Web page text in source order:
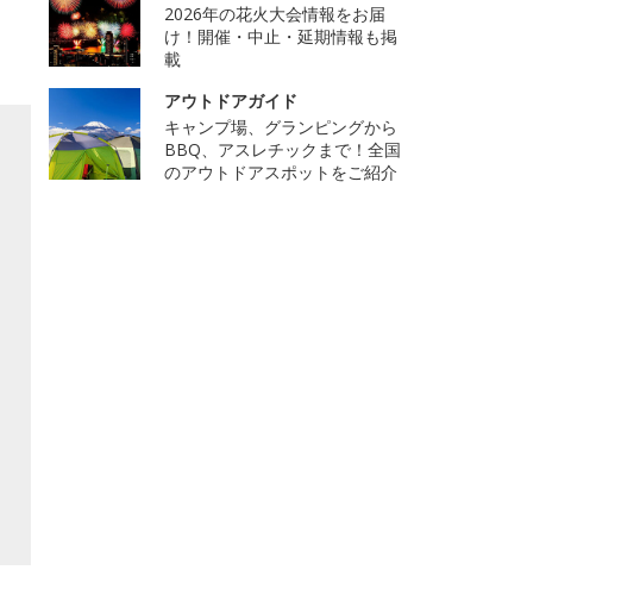
2026年の花火大会情報をお届
け！開催・中止・延期情報も掲
載
アウトドアガイド
キャンプ場、グランピングから
BBQ、アスレチックまで！全国
のアウトドアスポットをご紹介